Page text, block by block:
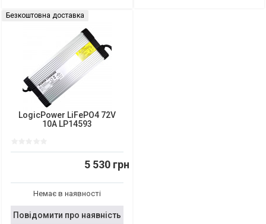
Безкоштовна доставка
LogicPower LiFePO4 72V
10A LP14593
5 530 грн
Немає в наявності
Повідомити про наявність